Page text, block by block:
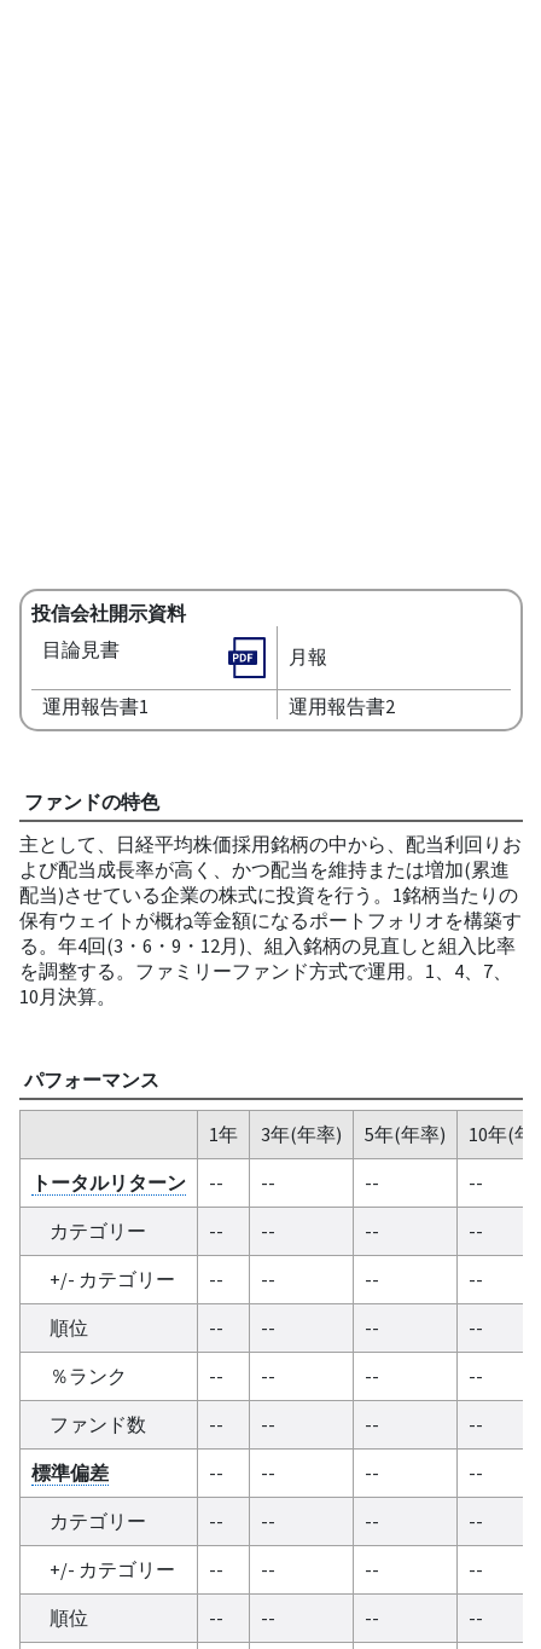
投信会社開示資料
目論見書
月報
運用報告書1 運用報告書2
ファンドの特色
主として、日経平均株価採用銘柄の中から、配当利回りお
よび配当成長率が高く、かつ配当を維持または増加(累進
配当)させている企業の株式に投資を行う。1銘柄当たりの
保有ウェイトが概ね等金額になるポートフォリオを構築す
る。年4回(3・6・9・12月)、組入銘柄の見直しと組入比率
を調整する。ファミリーファンド方式で運用。1、4、7、
10月決算。
パフォーマンス
1年 3年(年率) 5年(年率)
10年(年
トータルリターン
-- -- --
--
カテゴリー
-- -- --
--
+/- カテゴリー
-- -- --
--
順位
-- -- --
--
％ランク
-- -- --
--
ファンド数
-- -- --
--
標準偏差
-- -- --
--
カテゴリー
-- -- --
--
+/- カテゴリー
-- -- --
--
順位
-- -- -- --